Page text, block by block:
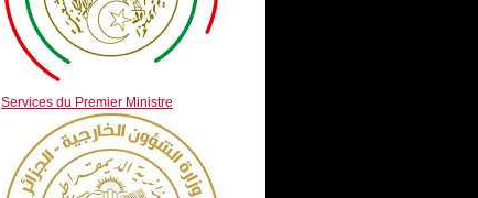
Services du Premier Ministre